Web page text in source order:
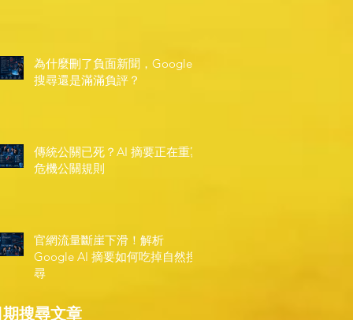
為什麼刪了負面新聞，Google
搜尋還是滿滿負評？
傳統公關已死？AI 摘要正在重寫
危機公關規則
官網流量斷崖下滑！解析
Google AI 摘要如何吃掉自然搜
尋
搜尋文章